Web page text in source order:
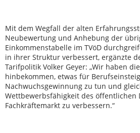
Mit dem Wegfall der alten
Neubewertung und Anhebung der
Einkommenstabelle im TVöD
in ihrer Struktur verbessert, ergänzte
Tarifpolitik Volker Geyer: „Wir haben
hinbekommen, etwas für
Nachwuchsgewinnung zu tun und
Wettbewerbsfähigkeit des öffentlichen
Fachkräftemarkt zu verbessern.“